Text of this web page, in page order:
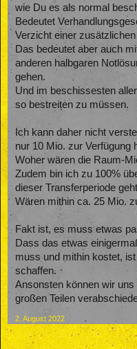
wie Du es als normal
Bedeutet
Verzicht einer
Das bedeutet aber auch
anderen halbgaren
gehen.
Und im beschissesten
so bestreiten zu müssen.
Ich kann daher nicht
nur 10 Mio. zur Verfügung
Woher wären die Raum-
Zudem bin ich zu 100%
dieser Transferperiode
Wären mithin ca. 25 Mio.
Fakt ist, es muss etwas
Dass das etwas
muss und mithin kostet,
schaffen.
Ansonsten können wir
großen Teilen
2. August 2022